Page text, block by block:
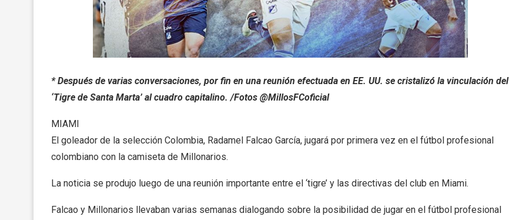
* Después de varias conversaciones, por fin en una reunión efectuada en EE. UU. se cristalizó la vinculación del
‘Tigre de Santa Marta’ al cuadro capitalino. /Fotos @MillosFCoficial
MIAMI
El goleador de la selección Colombia, Radamel Falcao García, jugará por primera vez en el fútbol profesional
colombiano con la camiseta de Millonarios.
La noticia se produjo luego de una reunión importante entre el ‘tigre’ y las directivas del club en Miami.
Falcao y Millonarios llevaban varias semanas dialogando sobre la posibilidad de jugar en el fútbol profesional